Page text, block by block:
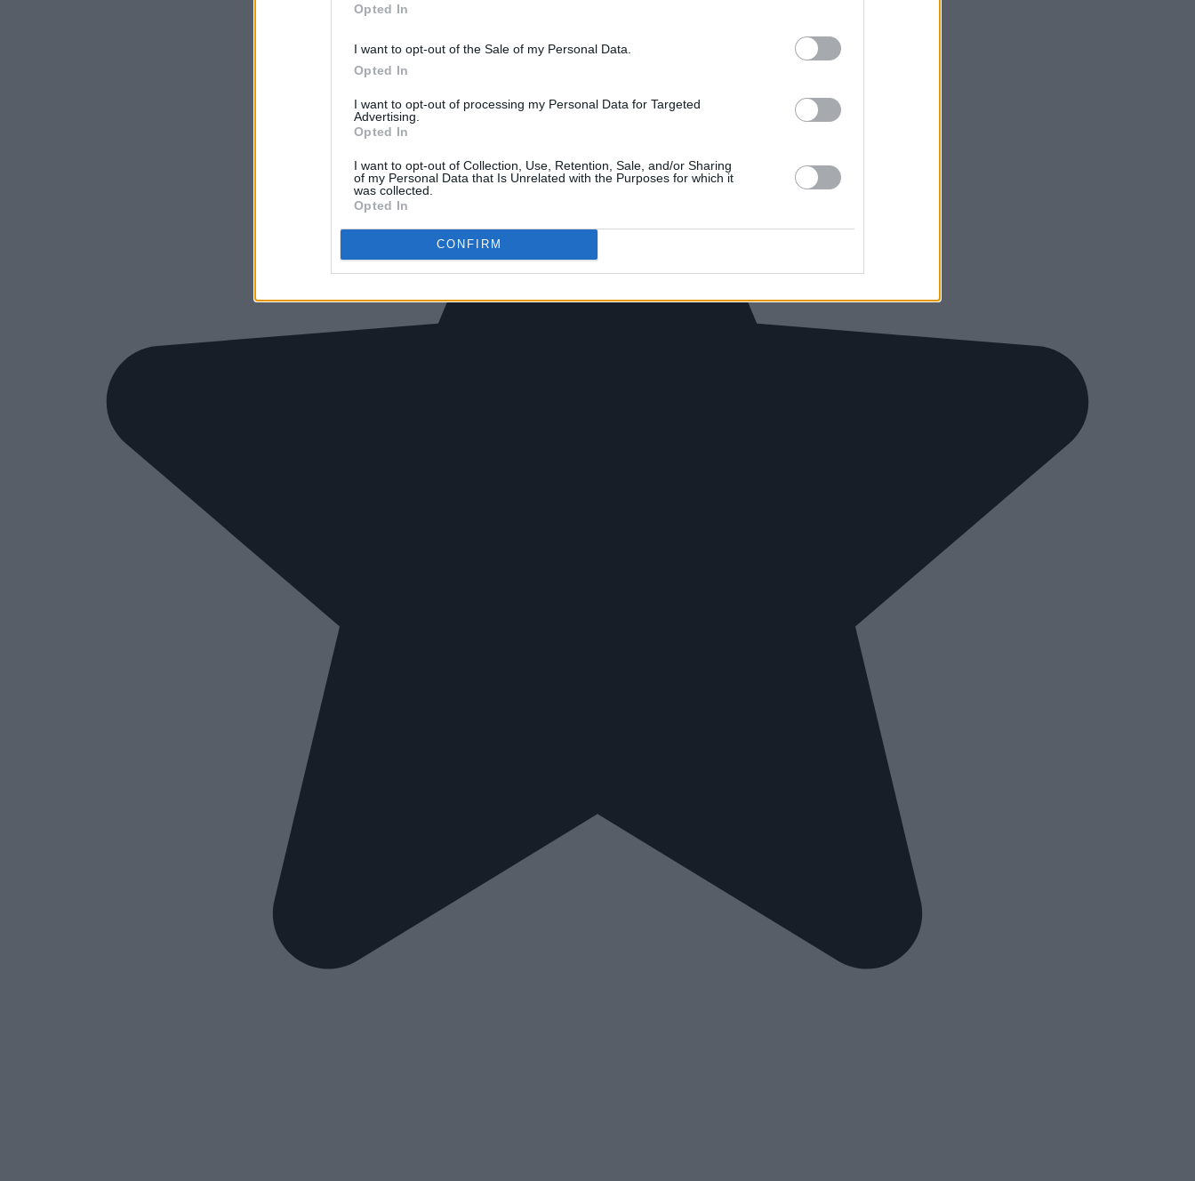
Opted In
I want to opt-out of the Sale of my Personal Data.
Opted In
I want to opt-out of processing my Personal Data for Targeted
Advertising.
Opted In
I want to opt-out of Collection, Use, Retention, Sale, and/or Sharing
of my Personal Data that Is Unrelated with the Purposes for which it
was collected.
Opted In
CONFIRM